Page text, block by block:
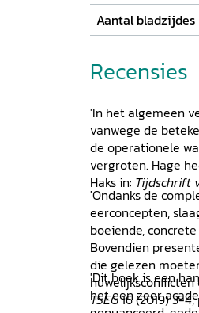
Aantal bladzijdes
Recensies
'In het algemeen
vanwege de
de operationele
vergroten. Hage
Haks in: Tijdschrift
'Ondanks de
eerconcepten,
boeiende,
Bovendien
die gelezen
TSEG16 (2019) 3-4,
'Dit boek is een
het een zeer